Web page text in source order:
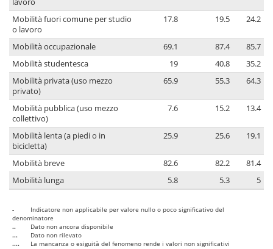
lavoro
Mobilità fuori comune per studio
o lavoro
17.8 19.5 24.2
Mobilità occupazionale 69.1 87.4
85.7
Mobilità studentesca
19 40.8
35.2
Mobilità privata (uso mezzo
privato)
65.9 55.3 64.3
Mobilità pubblica (uso mezzo
collettivo)
7.6 15.2 13.4
Mobilità lenta (a piedi o in
bicicletta)
25.9 25.6 19.1
Mobilità breve 82.6 82.2
81.4
Mobilità lunga
5.8 5.3 5
-
Indicatore non applicabile per valore nullo o poco significativo del
denominatore
..
Dato non ancora disponibile
...
Dato non rilevato
....
La mancanza o esiguità del fenomeno rende i valori non significativi